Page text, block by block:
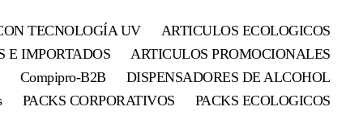
TECNOLOGÍA UV
ARTICULOS ECOLOGICOS
E IMPORTADOS
ARTICULOS PROMOCIONALES
Compipro-B2B
DISPENSADORES DE ALCOHOL
PACKS CORPORATIVOS
PACKS ECOLOGICOS